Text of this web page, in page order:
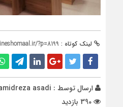
لینک کوتاه : ?p=8199
ارسال توسط : asadi